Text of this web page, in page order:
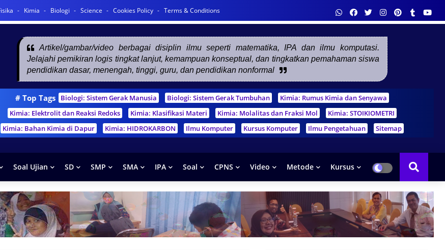
Kimia Biologi Science Cookies Policy Terms & Conditions
Artikel/gambar/video berbagai disiplin ilmu seperti matematika, IPA dan ilmu komputasi.
Jelajahi pemikiran logis tingkat lanjut, kemampuan konseptual, dan tingkatkan pemahaman siswa
pendidikan dasar, menengah, tinggi, guru, dan pendidikan nonformal
# Top Tags Biologi: Sistem Gerak Manusia Biologi: Sistem Gerak Tumbuhan
Kimia: Rumus Kimia dan Senyawa
Kimia: Elektrolit dan Reaksi Redoks
Kimia: Klasifikasi Materi Kimia: Molalitas dan Fraksi Mol
Kimia: STOIKIOMETRI
Kimia: Bahan Kimia di Dapur
Kimia: HIDROKARBON Ilmu Komputer Kursus Komputer Ilmu Pengetahuan Sitemap
Soal Ujian SD SMP SMA IPA Soal CPNS Video Metode Kursus